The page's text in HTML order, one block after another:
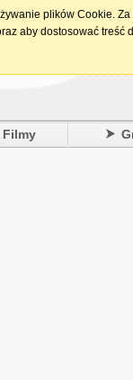
Filmy
plików Cookie.
aby dostosować treść